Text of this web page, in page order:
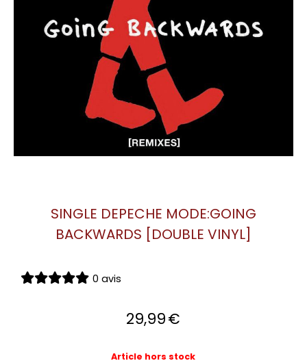
SINGLE DEPECHE MODE:GOING
BACKWARDS [DOUBLE VINYL]
0 avis
29,99€
Article hors stock